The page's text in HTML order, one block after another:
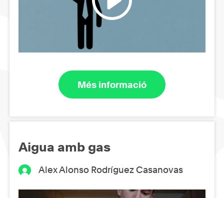
Més informació
Aigua amb gas
Alex Alonso Rodríguez Casanovas